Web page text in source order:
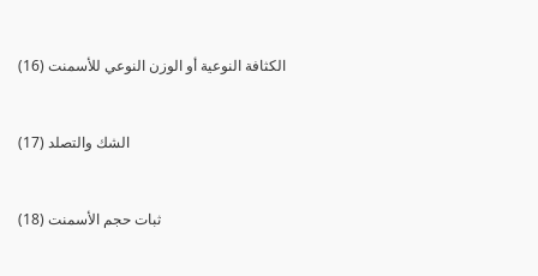
(16) الكثافة النوعية أو الوزن النوعي للأسمنت
(17) الشك والتصلد
(18) ثبات حجم الأسمنت